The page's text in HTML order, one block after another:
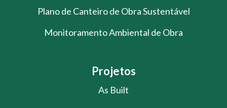
Plano de Canteiro de Obra Sustentável
Monitoramento Ambiental de Obra
Projetos
As Built